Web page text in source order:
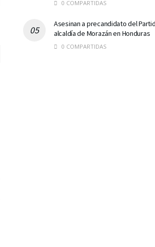
0 COMPARTIDAS
Asesinan a precandidato del
alcaldía de Morazán en Honduras
0 COMPARTIDAS